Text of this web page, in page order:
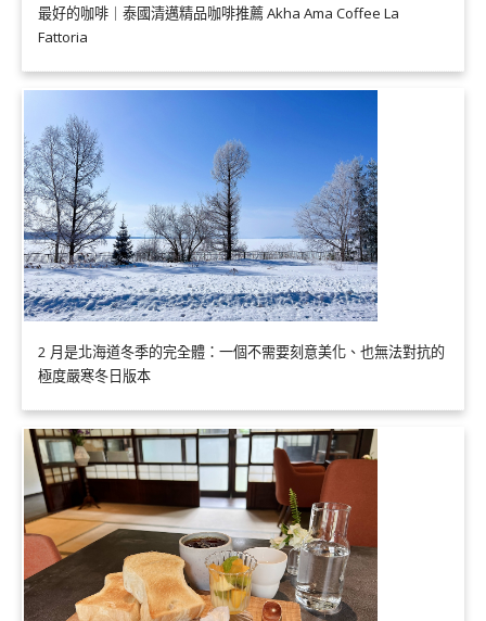
最好的咖啡｜泰國清邁精品咖啡推薦 Akha Ama Coffee La
Fattoria
2 月是北海道冬季的完全體：一個不需要刻意美化、也無法對抗的
極度嚴寒冬日版本